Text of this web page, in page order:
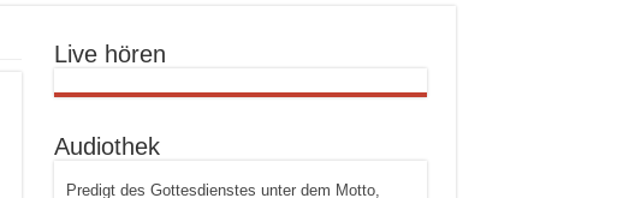
Live hören
Audiothek
Predigt des Gottesdienstes unter dem Motto,